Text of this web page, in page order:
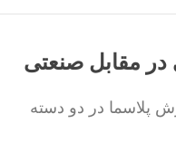
مقابل صنعتی
پلاسما در دو دسته